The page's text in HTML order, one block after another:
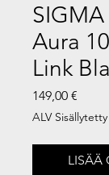
Aura
Link
149,00 €
ALV Sisällytetty
LISÄÄ